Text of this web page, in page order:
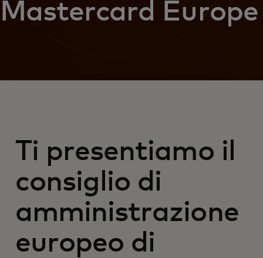
Mastercard Europe
Ti presentiamo il
consiglio di
amministrazione
europeo di